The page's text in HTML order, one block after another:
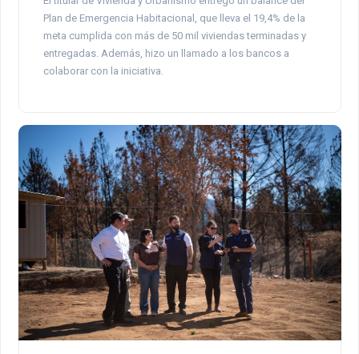
Plan de Emergencia Habitacional, que lleva el 19,4% de la
meta cumplida con más de 50 mil viviendas terminadas y
entregadas. Además, hizo un llamado a los bancos a
colaborar con la iniciativa.